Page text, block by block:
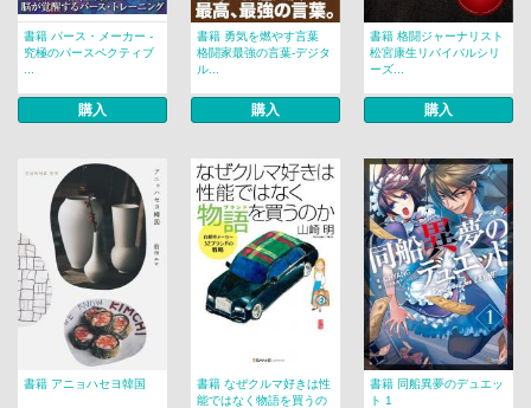
書籍 パース・メーカー -
究極のパースペクティブ
購入
書籍 勇気を燃やす言葉
格闘家最強の言葉-デジタ
ル...
購入
書籍 格闘ジャーナリスト
松宮康生リバイバルシリ
ーズ...
購入
書籍 アニョハセヨ韓国
書籍 なぜクルマ好きは性
能ではなく物語を買うの
書籍 同船異夢のデュエッ
ト 1